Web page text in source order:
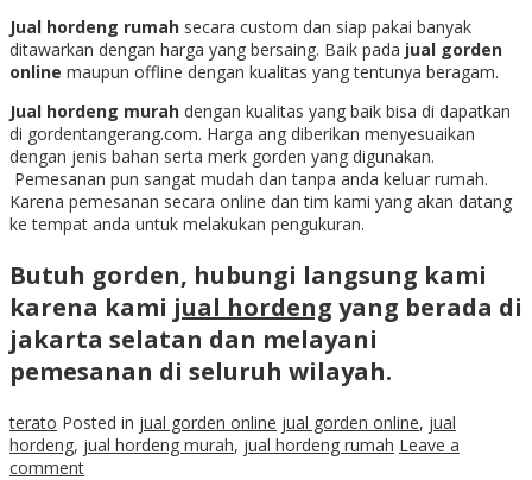
Jual hordeng rumah secara custom dan siap pakai banyak
ditawarkan dengan harga yang bersaing. Baik pada jual gorden
online maupun offline dengan kualitas yang tentunya beragam.
Jual hordeng murah dengan kualitas yang baik bisa di dapatkan
di gordentangerang.com. Harga ang diberikan menyesuaikan
dengan jenis bahan serta merk gorden yang digunakan.
Pemesanan pun sangat mudah dan tanpa anda keluar rumah.
Karena pemesanan secara online dan tim kami yang akan datang
ke tempat anda untuk melakukan pengukuran.
Butuh gorden, hubungi langsung kami
karena kami jual hordeng yang berada di
jakarta selatan dan melayani
pemesanan di seluruh wilayah.
terato Posted in jual gorden online jual gorden online, jual
hordeng, jual hordeng murah, jual hordeng rumah Leave a
comment